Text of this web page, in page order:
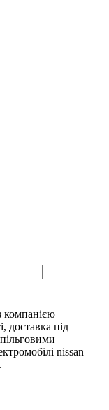
компанією
доставка під
nissan